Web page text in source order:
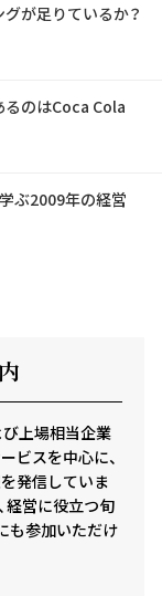
が足りているか？
のはCoca Cola
ぶ2009年の経営
び上場相当企業
ビスを中心に、
発信していま
経営に役立つ旬
も参加いただけ